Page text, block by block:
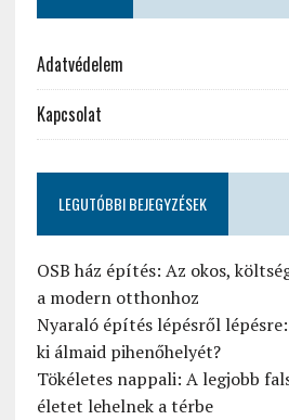
Adatvédelem
Kapcsolat
LEGUTÓBBI BEJEGYZÉSEK
OSB ház építés: Az okos,
a modern otthonhoz
Nyaraló építés lépésről
ki álmaid pihenőhelyét?
Tökéletes nappali: A legjobb
életet lehelnek a térbe